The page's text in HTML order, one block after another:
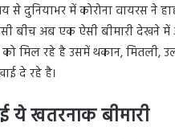
से दुनियाभर में कोरोना वायरस ने
बीच अब एक ऐसी बीमारी देखने में
मिल रहे है उसमें थकान, मितली,
दे रहे है।
खतरनाक बीमारी